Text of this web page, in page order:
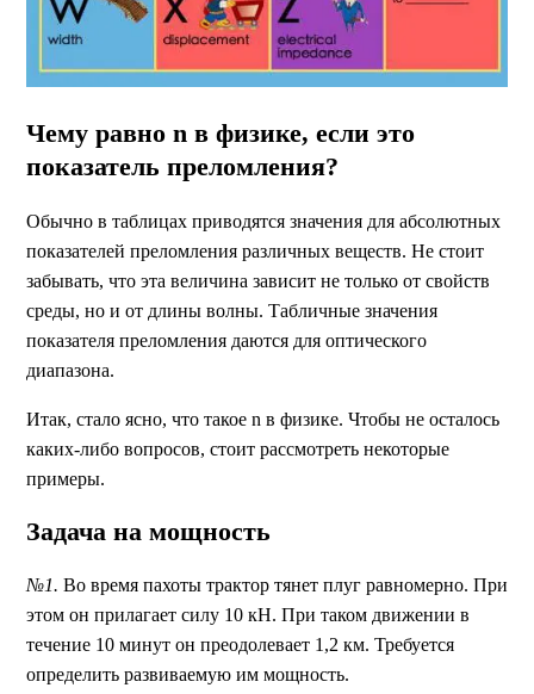
Чему равно n в физике, если это
показатель преломления?
Обычно в таблицах приводятся значения для абсолютных
показателей преломления различных веществ. Не стоит
забывать, что эта величина зависит не только от свойств
среды, но и от длины волны. Табличные значения
показателя преломления даются для оптического
диапазона.
Итак, стало ясно, что такое n в физике. Чтобы не осталось
каких-либо вопросов, стоит рассмотреть некоторые
примеры.
Задача на мощность
№1. Во время пахоты трактор тянет плуг равномерно. При
этом он прилагает силу 10 кН. При таком движении в
течение 10 минут он преодолевает 1,2 км. Требуется
определить развиваемую им мощность.